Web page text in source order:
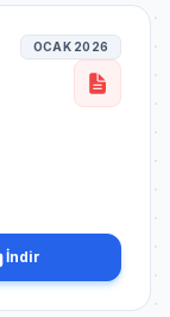
OCAK 2026
İndir